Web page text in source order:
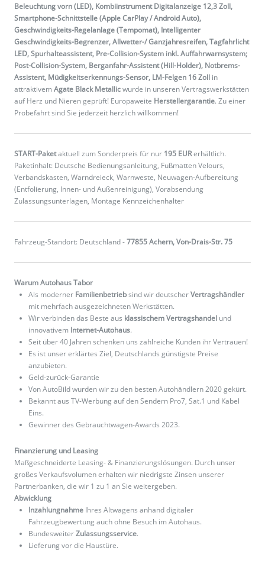
Beleuchtung vorn (LED), Kombiinstrument Digitalanzeige 12,3 Zoll,
Smartphone-Schnittstelle (Apple CarPlay / Android Auto),
Geschwindigkeits-Regelanlage (Tempomat), Intelligenter
Geschwindigkeits-Begrenzer, Allwetter-/ Ganzjahresreifen, Tagfahrlicht
LED, Spurhalteassistent, Pre-Collision-System inkl. Auffahrwarnsystem;
Post-Collision-System, Berganfahr-Assistent (Hill-Holder), Notbrems-
Assistent, Müdigkeitserkennungs-Sensor, LM-Felgen 16 Zoll in
attraktivemAgate Black Metallicwurde in unseren Vertragswerkstätten
auf Herz und Nieren geprüft! Europaweite Herstellergarantie. Zu einer
Probefahrt sind Sie jederzeit herzlich willkommen!
START-Paketaktuell zum Sonderpreis für nur 195 EURerhältlich.
Paketinhalt: Deutsche Bedienungsanleitung, Fußmatten Velours,
Verbandskasten, Warndreieck, Warnweste, Neuwagen-Aufbereitung
(Entfolierung, Innen- und Außenreinigung), Vorabsendung
Zulassungsunterlagen, Montage Kennzeichenhalter
Fahrzeug-Standort: Deutschland -77855 Achern, Von-Drais-Str. 75
Warum Autohaus Tabor
Als moderner Familienbetriebsind wir deutscherVertragshändler
mit mehrfach ausgezeichneten Werkstätten.
Wir verbinden das Beste aus klassischem Vertragshandel und
innovativem Internet-Autohaus.
Seit über 40 Jahren schenken uns zahlreiche Kunden ihr Vertrauen!
Es ist unser erklärtes Ziel, Deutschlands günstigste Preise
anzubieten.
Geld-zurück-Garantie
Von AutoBild wurden wir zu den besten Autohändlern 2020 gekürt.
Bekannt aus TV-Werbung auf den Sendern Pro7, Sat.1 und Kabel
Eins.
Gewinner des Gebrauchtwagen-Awards 2023.
Finanzierung und Leasing
Maßgeschneiderte Leasing- & Finanzierungslösungen. Durch unser
großes Verkaufsvolumen erhalten wir niedrigste Zinsen unserer
Partnerbanken, die wir 1 zu 1 an Sie weitergeben.
Abwicklung
Inzahlungnahme Ihres Altwagens anhand digitaler
Fahrzeugbewertung auch ohne Besuch im Autohaus.
BundesweiterZulassungsservice.
Lieferung vor die Haustüre.